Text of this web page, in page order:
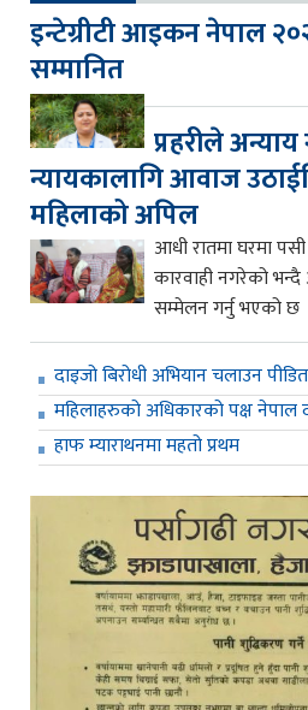
इन्टेग्रीटी आइकन नेपाल
सम्मानित
प्रहरीले
न्यायकालागि आवाज
महिलाको अपिल
आधी रातमा घरमा
कारवाही नगरेको
सम्मेलन गर्नु भएको छ
दाइजो बिरोधी अभियान चलाउन
महिलाहरुको अधिकारको पक्ष नेपाल
हाफ म्याराथनमा महतो प्रथम